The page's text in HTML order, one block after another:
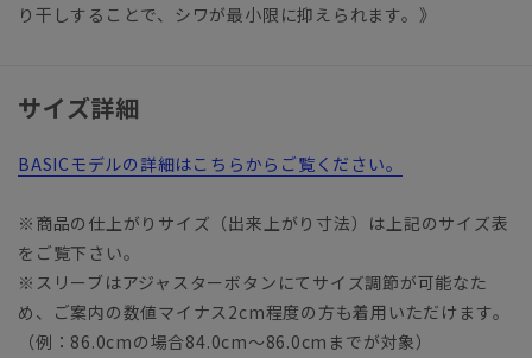
り干しすることで、シワが最小限に抑えられます。》
サイズ詳細
BASICモデルの詳細はこちらからご覧ください。
※商品の仕上がりサイズ（出来上がり寸法）は上記のサイズ表
をご覧下さい。
※スリーブはアジャスターボタンにてサイズ調節が可能なた
め、ご案内の数値マイナス2cm程度の方も着用いただけます。
（例：86.0cmの場合84.0cm～86.0cmまでが対象）